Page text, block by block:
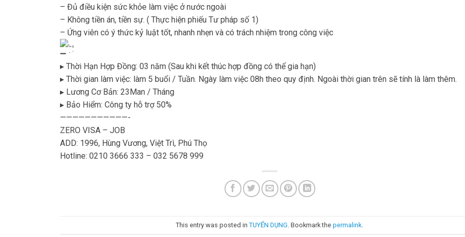
– Đủ điều kiện sức khỏe làm việc ở nước ngoài
– Không tiền án, tiền sự. ( Thực hiện phiếu Tư pháp số 1)
– Ứng viên có ý thức kỷ luật tốt, nhanh nhẹn và có trách nhiệm trong công việc
̂̀ ̛̣:
▸ Thời Hạn Hợp Đồng: 03 năm (Sau khi kết thúc hợp đồng có thể gia hạn)
▸ Thời gian làm việc: làm 5 buổi / Tuần. Ngày làm việc 08h theo quy định. Ngoài thời gian trên sẽ tính là làm thêm.
▸ Lương Cơ Bản: 23Man / Tháng
▸ Bảo Hiểm: Công ty hỗ trợ 50%
———————————-
ZERO VISA – JOB
ADD: 1996, Hùng Vương, Việt Trì, Phú Thọ
Hotline: 0210 3666 333 – 032 5678 999
This entry was posted inTUYỂN DỤNG . Bookmark thepermalink